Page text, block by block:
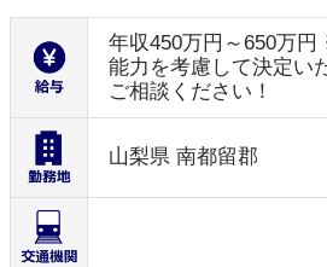
年収450万円～650万円
能力を考慮して決定い
ご相談ください！
山梨県 南都留郡